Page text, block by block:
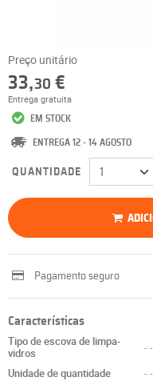
Preço unitário
33,30 €
Entrega gratuita
EM STOCK
ENTREGA 12 - 14 AGOSTO
QUANTIDADE
Pagamento seguro
Características
Tipo de escova de limpa-
vidros
Unidade de quantidade